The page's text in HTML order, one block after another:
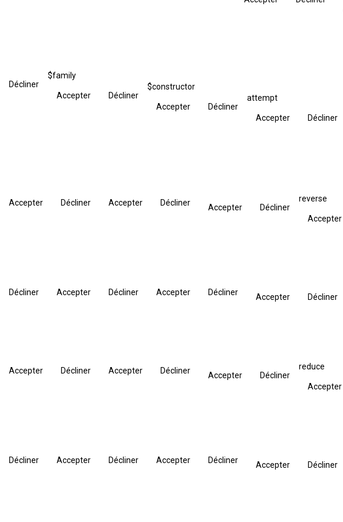
Décliner
$family
Accepter Décliner
$constructor
Accepter Décliner
attempt
Accepter Décliner
Accepter Décliner Accepter Décliner Accepter Décliner
reverse
Accepter
Décliner Accepter Décliner Accepter Décliner Accepter Décliner
Accepter Décliner Accepter Décliner Accepter Décliner
reduce
Accepter
Décliner Accepter Décliner Accepter Décliner Accepter Décliner